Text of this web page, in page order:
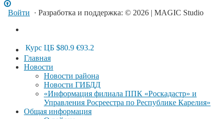
Войти · Разработка и поддержка: © 2026 | MAGIC Studio
Курс ЦБ $80.9 €93.2
Главная
Новости
Новости района
Новости ГИБДД
«Информация филиала ППК «Роскадастр» и
Управления Росреестра по Республике Карелия»
Общая информация